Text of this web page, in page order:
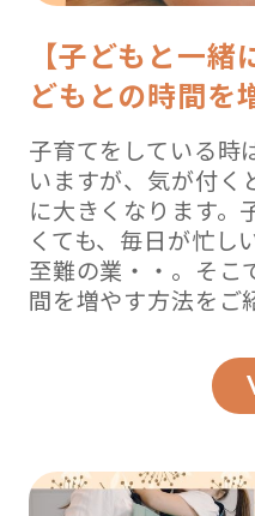
【子どもと一
どもとの時間を
子育てをしている時
いますが、気が付く
に大きくなります。
くても、毎日が忙し
至難の業・・。そこ
間を増やす方法をご